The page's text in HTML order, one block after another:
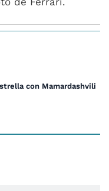
con Mamardashvili